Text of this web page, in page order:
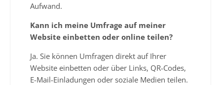
Aufwand.
Kann ich meine Umfrage auf meiner
Website einbetten oder online teilen?
Ja. Sie können Umfragen direkt auf Ihrer
Website einbetten oder über Links, QR-Codes,
E-Mail-Einladungen oder soziale Medien teilen.